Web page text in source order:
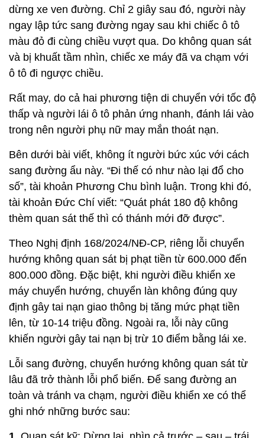
dừng xe ven đường. Chỉ 2 giây sau đó, người này
ngay lập tức sang đường ngay sau khi chiếc ô tô
màu đỏ đi cùng chiều vượt qua. Do không quan sát
và bị khuất tầm nhìn, chiếc xe máy đã va chạm với
ô tô đi ngược chiều.
Rất may, do cả hai phương tiện di chuyển với tốc độ
thấp và người lái ô tô phản ứng nhanh, đánh lái vào
trong nên người phụ nữ may mắn thoát nạn.
Bên dưới bài viết, không ít người bức xúc với cách
sang đường ẩu này. “Đi thế có như nào lại đổ cho
số”, tài khoản Phương Chu bình luận. Trong khi đó,
tài khoản Đức Chí viết: “Quát phát 180 độ không
thèm quan sát thế thì có thánh mới đỡ được”.
Theo Nghị định 168/2024/NĐ-CP, riêng lỗi chuyển
hướng không quan sát bị phạt tiền từ 600.000 đến
800.000 đồng. Đặc biệt, khi người điều khiển xe
máy chuyển hướng, chuyển làn không đúng quy
định gây tai nạn giao thông bị tăng mức phạt tiền
lên, từ 10-14 triệu đồng. Ngoài ra, lỗi này cũng
khiến người gây tai nạn bị trừ 10 điểm bằng lái xe.
Lỗi sang đường, chuyển hướng không quan sát từ
lâu đã trở thành lỗi phổ biến. Để sang đường an
toàn và tránh va chạm, người điều khiển xe có thể
ghi nhớ những bước sau: